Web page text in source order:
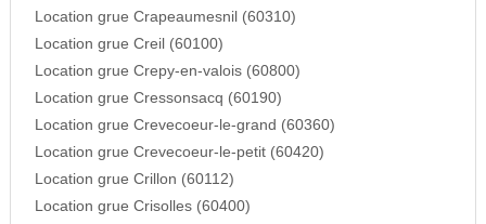
Location grue Crapeaumesnil (60310)
Location grue Creil (60100)
Location grue Crepy-en-valois (60800)
Location grue Cressonsacq (60190)
Location grue Crevecoeur-le-grand (60360)
Location grue Crevecoeur-le-petit (60420)
Location grue Crillon (60112)
Location grue Crisolles (60400)